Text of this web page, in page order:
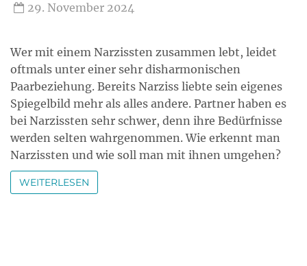
29. November 2024
Wer mit einem Narzissten zusammen lebt, leidet
oftmals unter einer sehr disharmonischen
Paarbeziehung. Bereits Narziss liebte sein eigenes
Spiegelbild mehr als alles andere. Partner haben es
bei Narzissten sehr schwer, denn ihre Bedürfnisse
werden selten wahrgenommen. Wie erkennt man
Narzissten und wie soll man mit ihnen umgehen?
WEITERLESEN